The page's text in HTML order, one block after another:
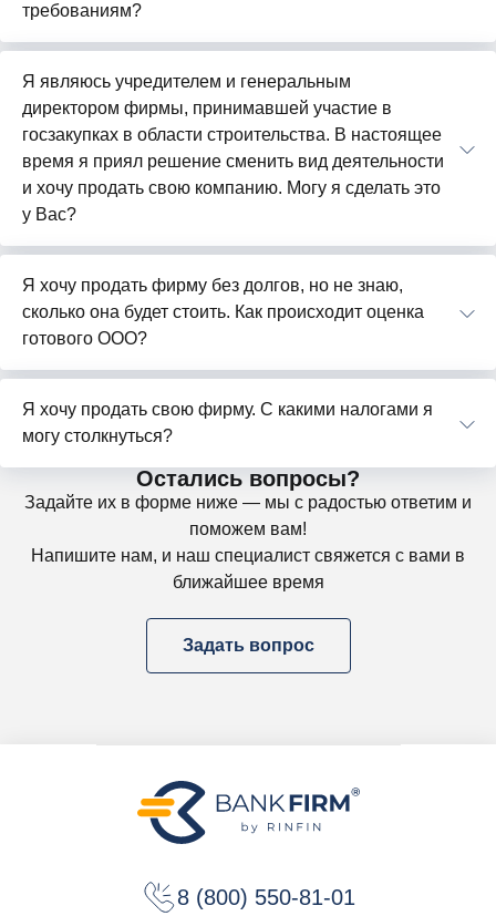
требованиям?
Я являюсь учредителем и генеральным
директором фирмы, принимавшей участие в
госзакупках в области строительства. В настоящее
время я приял решение сменить вид деятельности
и хочу продать свою компанию. Могу я сделать это
у Вас?
Я хочу продать фирму без долгов, но не знаю,
сколько она будет стоить. Как происходит оценка
готового ООО?
Я хочу продать свою фирму. С какими налогами я
могу столкнуться?
Остались вопросы?
Задайте их в форме ниже — мы с радостью ответим и
поможем вам!
Напишите нам, и наш специалист свяжется с вами в
ближайшее время
Задать вопрос
8 (800) 550-81-01